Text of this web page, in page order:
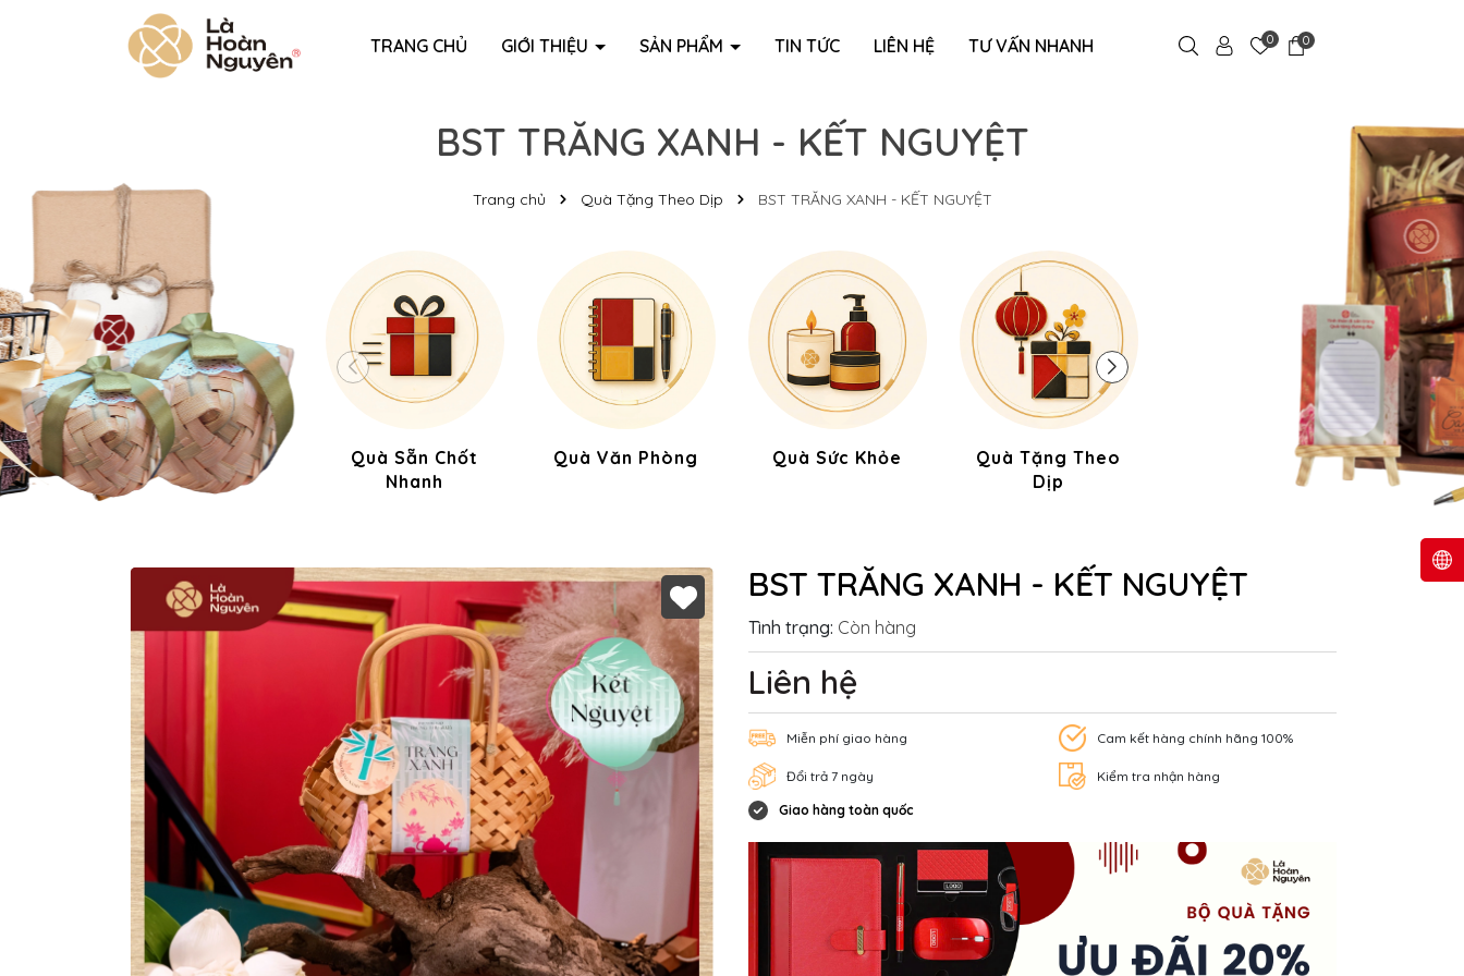
TRANG CHỦ GIỚI THIỆU SẢN PHẨM TIN TỨC LIÊN HỆ TƯ VẤN NHANH 0 0
BST TRĂNG XANH - KẾT NGUYỆT
Trang chủ Quà Tặng Theo Dịp BST TRĂNG XANH - KẾT NGUYỆT
Quà Sẵn Chốt
Nhanh
Quà Văn Phòng Quà Sức Khỏe
Quà Tặng Theo
Dịp
Quà Gia Dụng Quà
BST TRĂNG XANH - KẾT NGUYỆT
Tình trạng: Còn hàng
Liên hệ
Miễn phí giao hàng Cam kết hàng chính hãng 100%
Đổi trả 7 ngày Kiểm tra nhận hàng
Giao hàng toàn quốc